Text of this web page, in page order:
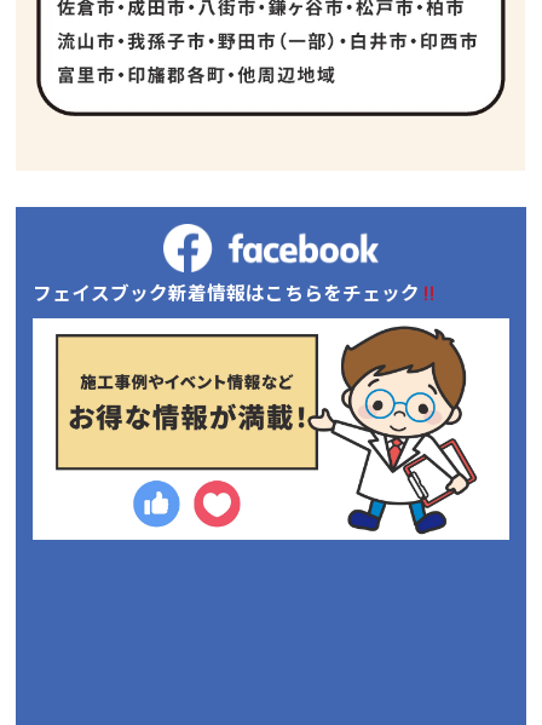
フェイスブック新着情報はこちらをチェック